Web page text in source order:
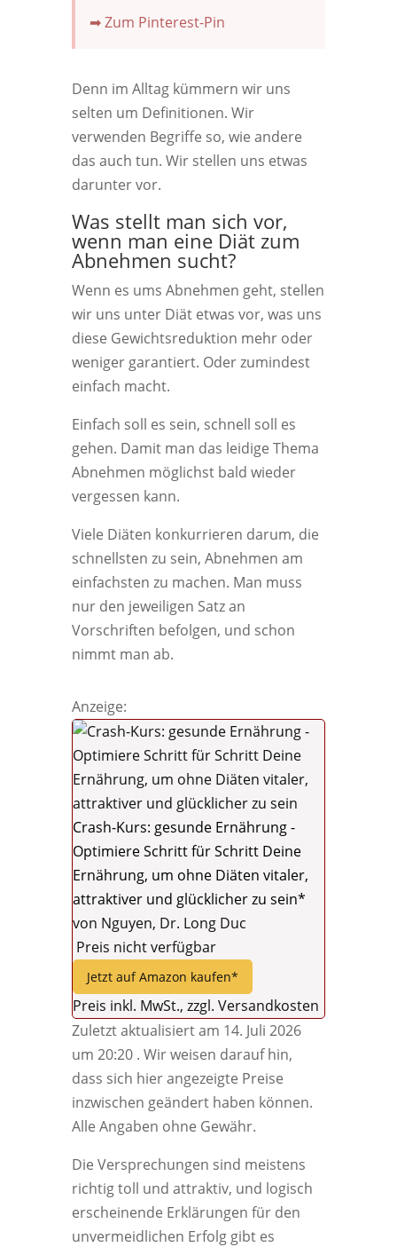
➡ Zum Pinterest-Pin
Denn im Alltag kümmern wir uns
selten um Definitionen. Wir
verwenden Begriffe so, wie andere
das auch tun. Wir stellen uns etwas
darunter vor.
Was stellt man sich vor,
wenn man eine Diät zum
Abnehmen sucht?
Wenn es ums Abnehmen geht, stellen
wir uns unter Diät etwas vor, was uns
diese Gewichtsreduktion mehr oder
weniger garantiert. Oder zumindest
einfach macht.
Einfach soll es sein, schnell soll es
gehen. Damit man das leidige Thema
Abnehmen möglichst bald wieder
vergessen kann.
Viele Diäten konkurrieren darum, die
schnellsten zu sein, Abnehmen am
einfachsten zu machen. Man muss
nur den jeweiligen Satz an
Vorschriften befolgen, und schon
nimmt man ab.
Anzeige:
Crash-Kurs: gesunde Ernährung -
Optimiere Schritt für Schritt Deine
Ernährung, um ohne Diäten vitaler,
attraktiver und glücklicher zu sein*
von Nguyen, Dr. Long Duc
Preis nicht verfügbar
Jetzt auf Amazon kaufen*
Preis inkl. MwSt., zzgl. Versandkosten
Zuletzt aktualisiert am 14. Juli 2026
um 20:20 . Wir weisen darauf hin,
dass sich hier angezeigte Preise
inzwischen geändert haben können.
Alle Angaben ohne Gewähr.
Die Versprechungen sind meistens
richtig toll und attraktiv, und logisch
erscheinende Erklärungen für den
unvermeidlichen Erfolg gibt es